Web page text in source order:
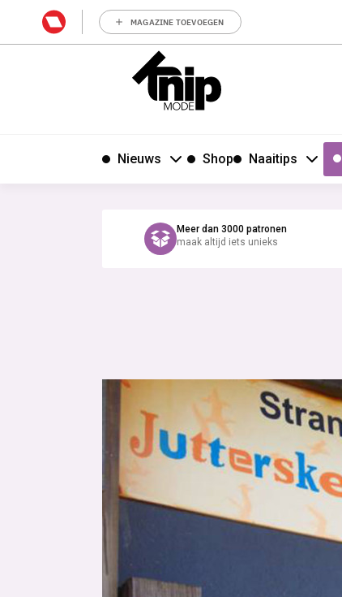
MAGAZINE TOEVOEGEN
Nieuws Shop Naaitips
Meer dan 3000 patronen
maak altijd iets unieks